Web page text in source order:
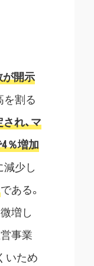
が開示
を割る
れ、マ
4％増加
少し
である。
増し
事業
いため